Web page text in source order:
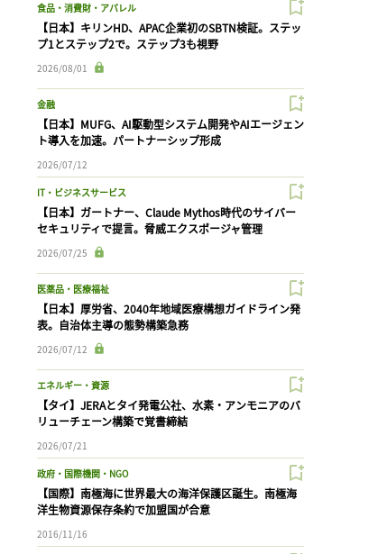
食品・消費財・アパレル
【日本】キリンHD、APAC企業初のSBTN検証。ステッ
プ1とステップ2で。ステップ3も視野
2026/08/01
金融
【日本】MUFG、AI駆動型システム開発やAIエージェン
ト導入を加速。パートナーシップ形成
2026/07/12
IT・ビジネスサービス
【日本】ガートナー、Claude Mythos時代のサイバー
セキュリティで提言。脅威エクスポージャ管理
2026/07/25
医薬品・医療福祉
【日本】厚労省、2040年地域医療構想ガイドライン発
表。自治体主導の態勢構築急務
2026/07/12
エネルギー・資源
【タイ】JERAとタイ発電公社、水素・アンモニアのバ
リューチェーン構築で覚書締結
2026/07/21
政府・国際機関・NGO
【国際】南極海に世界最大の海洋保護区誕生。南極海
洋生物資源保存条約で加盟国が合意
2016/11/16